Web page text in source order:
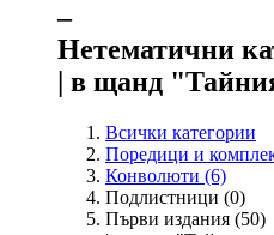
‒
Нетематични
| в щанд
Всички категории
Поредици и
Конволюти (6)
Подлистници (0)
Първи издания (50)